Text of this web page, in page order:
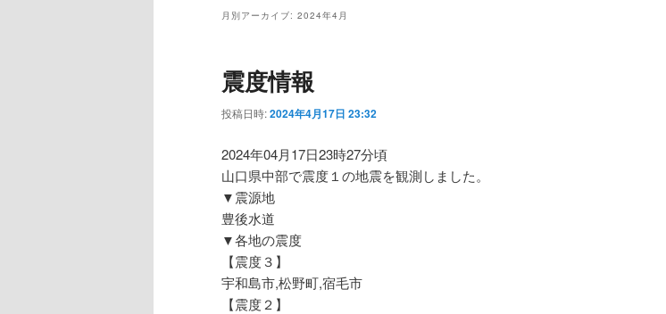
月別アーカイブ: 2024年4月
震度情報
投稿日時:2024年4月17日 23:32
2024年04月17日23時27分頃
山口県中部で震度１の地震を観測しました。
▼震源地
豊後水道
▼各地の震度
【震度３】
宇和島市,松野町,宿毛市
【震度２】